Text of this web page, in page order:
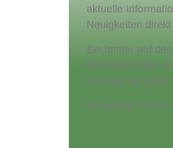
aktuelle
Neuigkeiten
Sei immer auf
für KinderLiebe
vor, was wir gern
Neugierig? Dann